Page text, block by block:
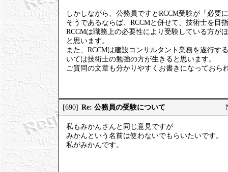
しかしながら、公務員ですとRCCM受験が「必要
そうであるならば、RCCMと併せて、技術士を目
RCCMは職務上の必要性により受験している方が
と思います。
また、RCCMは建設コンサルタント業務を遂行す
いては技術士の勉強の方が生きると思います。
ご質問の文章も分かりやすくお書きになってお
[690] Re: 公務員の受験について
私もみかんさんと同じ意見ですが
みかんという名前は使わないでもらいたいです。
私がみかんです。